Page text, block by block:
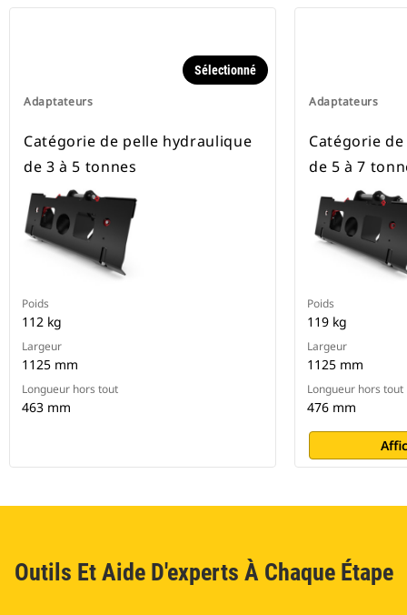
Adaptateurs
Sélectionné
Catégorie de pelle hydraulique
de 3 à 5 tonnes
Poids
112 kg
Largeur
1125 mm
Longueur hors tout
463 mm
Adaptateurs
Catégorie
de 5 à 7
Poids
119 kg
Largeur
1125 mm
Longueur hors tout
476 mm
Outils Et Aide D'experts À Chaque Étape